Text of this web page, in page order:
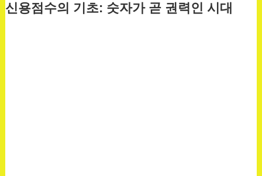
신용점수의 기초: 숫자가 곧 권력인 시대